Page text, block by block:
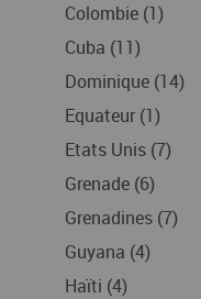
Colombie (1)
Cuba (11)
Dominique (14)
Equateur (1)
Etats Unis (7)
Grenade (6)
Grenadines (7)
Guyana (4)
Haïti (4)